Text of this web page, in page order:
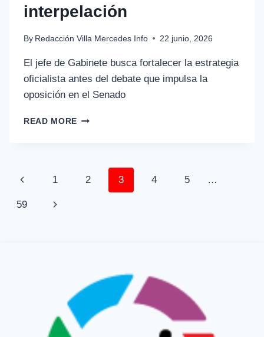
interpelación
By Redacción Villa Mercedes Info 22 junio, 2026
El jefe de Gabinete busca fortalecer la estrategia
oficialista antes del debate que impulsa la
oposición en el Senado
READ MORE
1 2 3 4 5 …
59